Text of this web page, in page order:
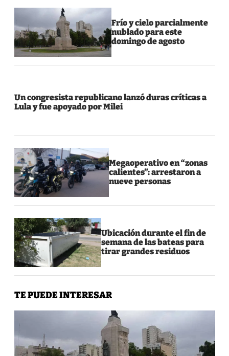
Frío y cielo parcialmente
nublado para este
domingo de agosto
Un congresista republicano lanzó duras críticas a
Lula y fue apoyado por Milei
Megaoperativo en “zonas
calientes”: arrestaron a
nueve personas
Ubicación durante el fin de
semana de las bateas para
tirar grandes residuos
TE PUEDE INTERESAR